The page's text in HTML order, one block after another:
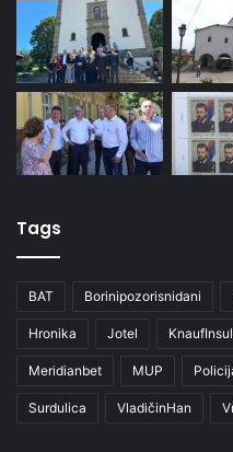
Tags
BAT Borinipozorisnidani
Hronika Jotel
Meridianbet MUP
Surdulica VladičinHan